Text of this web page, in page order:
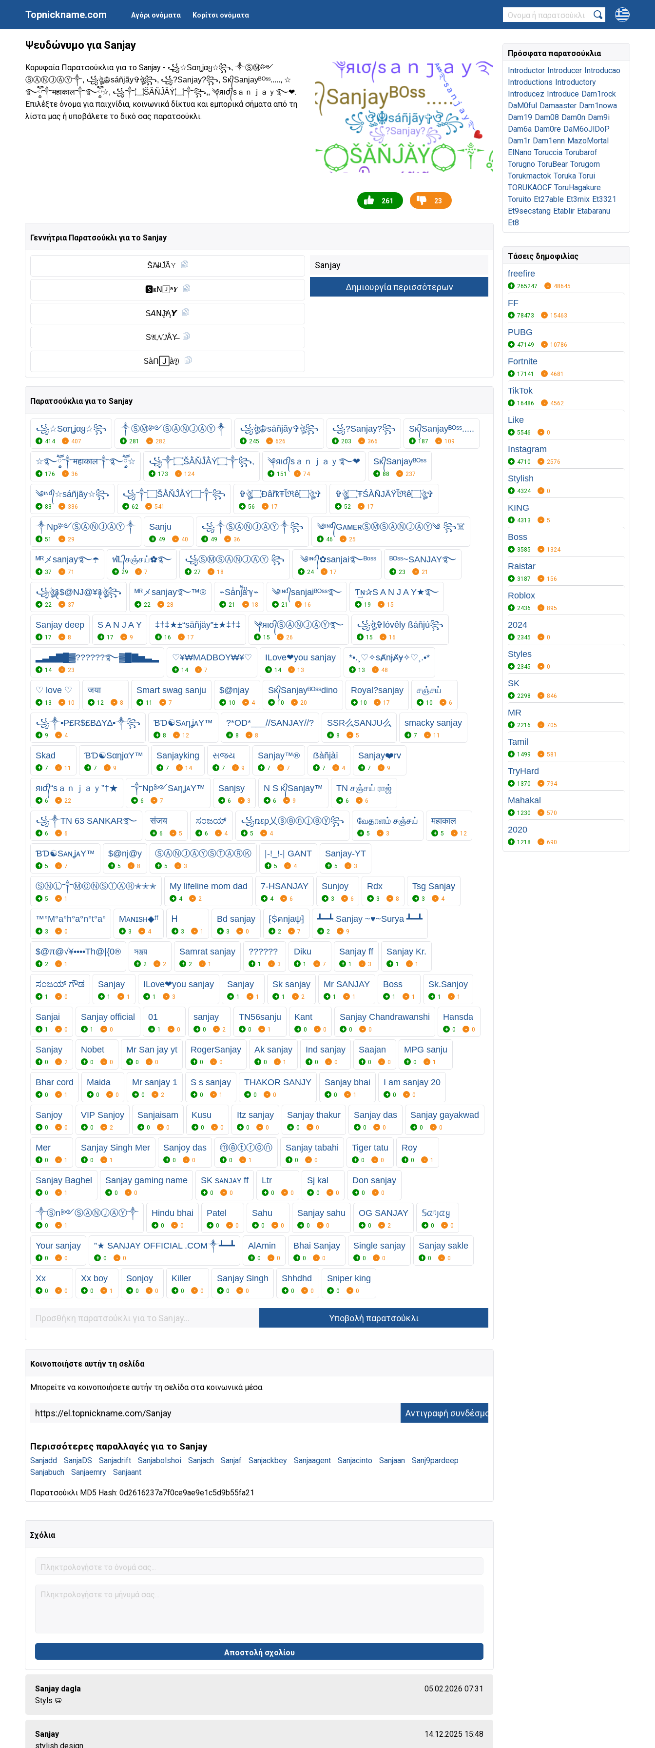
Topnickname.com Αγόρι ονόματα Κορίτσι ονόματα
Ψευδώνυμο για Sanjay
Κορυφαία Παρατσούκλια για το Sanjay - ꧁☆Sαɳʝαყ☆꧂, ༒ⓈⓂ༻
ⓈⒶⓃⒿⒶⓎ༒, ꧁ঔৣ☬sáñjãy✞ঔৣ꧂, ꧁?Sanjay?꧂, Sᴋ᭄Sanjayᴮᴼˢˢ....., ☆
࿐ཽ༵༒महाकाल༒࿐ཽ༵☆, ꧁༒۝ŠẰŇĴẰẎ۝༒꧂,, ༆яισ᭄sａｎｊａｙ࿐❤.
Επιλέξτε όνομα για παιχνίδια, κοινωνικά δίκτυα και εμπορικά σήματα από τη
λίστα μας ή υποβάλετε το δικό σας παρατσούκλι.
261 23
Γεννήτρια Παρατσούκλι για το Sanjay
S̑̈A̸ꈤJ̆̈Ã𝚈
🆂︎ҝ𝖭🄹ᵃ𝒀
𝖲𝘈𝖭J̥ͦĄ𝙔
S𝔄𝓝𝘑ÅY̶
𝖲àᑎ🄹à𝔜
Παρατσούκλια για το Sanjay
꧁☆Sαɳʝαყ☆꧂
414 407
༒ⓈⓂ༻ⓈⒶⓃⒿⒶⓎ༒
281 282
꧁ঔৣ☬sáñjãy✞ঔৣ꧂
245 626
꧁?Sanjay?꧂
203 366
Sᴋ᭄Sanjayᴮᴼˢˢ.....
187 109
☆࿐ཽ༵༒महाकाल༒࿐ཽ༵☆
176 36
꧁༒۝ŠẰŇĴẰẎ۝༒꧂,
173 124
༆яισ᭄sａｎｊａｙ࿐❤
151 74
Sᴋ᭄Sanjayᴮᴼˢˢ
88 237
༄ᶦᶰᵈ᭄☆sáñjãy☆꧂
83 336
꧁༒۝ŠẰŇĴẰẎ۝༒꧂
62 541
✞ঔৣ۝ÐâřҟŦﺂℜê۝ঔৣ✞
56 17
✞ঔৣ۝ŦŚÀÑJÄŸﺂℜê۝ঔৣ✞
52 17
༒Np༻ⓈⒶⓃⒿⒶⓎ༒
51 29
Sanju
49 40
꧁༒ⓈⒶⓃⒿⒶⓎ༒꧂
49 36
༄ᶦᶰᵈ᭄GᴀᴍᴇʀⓈⓂⓈⒶⓃⒿⒶⓎ༄ ꧂☠️
46 25
ᴹᴿメsanjay࿐☂️
37 71
ฬᏞ᭄சஞ்சய்✿࿐
29 7
꧁ⓈⓂⓈⒶⓃⒿⒶⓎ ꧂
27 18
༄ᶦᶰᵈ᭄✿sanjai࿐ᴮᵒˢˢ
24 17
ᴮᴼˢˢ~SANJAY࿐
23 21
꧁ঔৣ࿑$@NJ@¥࿑ঔৣ꧂
22 37
ᴹᴿメsanjay࿐™®
22 28
⌁Saͥnjͣaͫℽ⌁
21 18
༄ᶦᶰᵈ᭄sanjaiᴮᴼˢˢ࿐
21 16
Ƭ͢ɴ✰S A N J A Y★࿐
19 15
Sanjay deep
17 8
S A N J A Y
17 9
‡†‡★±“säñjäy”±★‡†‡
16 17
༆яισ᭄ⓈⒶⓃⒿⒶⓎ࿐
15 26
꧁ঔৣ✞lóvêly ßáñjú꧂
15 16
▂▃▅▇█▓?︎?︎?︎?︎?︎?࿐▓█▇▅▃▂
14 23
♡¥₩MADBOY₩¥♡
14 7
ILove❤you sanjay
14 13
*•.¸♡✧sȺnɉȺɏ✧♡¸.•*
13 48
♡ love ♡
13 10
जया
12 8
Smart swag sanju
11 7
$@njay
10 4
Sᴋ᭄Sanjayᴮᴼˢˢdino
10 20
Royal?sanjay
10 17
சஞ்சய்
10 6
꧁༒•P£R$£B∆Y∆•༒꧂
9 4
ƁƊ☯SᴀηʝᴀY™
8 12
?*OD*___//SANJAY//?
8 8
SSR么SANJU么
8 5
smacky sanjay
7 11
Skad
7 11
ƁƊ☯SαηjαY™
7 9
Sanjayking
7 14
સજય
7 9
Sanjay™®
7 7
ẞàñjàï
7 4
Sanjay❤️rv
7 9
яισ᭄“sａｎｊａｙ”†★
6 22
༒Np༻SᴀηʝᴀY™
6 7
Sanjsy
6 3
N S ᴋ᭄Sanjay™
6 9
TN சஞ்சய் ராஜ்
6 6
꧁༒TN 63 SANKAR࿐
6 6
संजय
6 5
ಸಂಜಯ್
6 4
꧁ռερ乂ⓢⓐⓝⓙⓐⓨ꧂
5 4
வேதாளம் சஞ்சய்
5 3
महाकाल
5 12
ƁƊ☯SᴀɴʝᴀY™
5 7
$@nj@y
5 8
ⓈⒶⓃⒿⒶⓎⓈⓉⒶⓇⓀ
5 3
|-!_!-| GANT
5 4
Sanjay-YT
5 3
ⓈⓃⓁ༒ⓂⓄⓃⓈⓉⒶⓇ✭✭✭
5 1
My lifeline mom dad
4 2
7-HSANJAY
4 6
Sunjoy
3 6
Rdx
3 8
Tsg Sanjay
3 4
™°M°a°h°a°n°t°a°
3 0
Mᴀɴɪsʜ◆ᶠᶠ
3 4
Ꮋ
3 1
Bd sanjay
3 0
⁅Ṩคnjaψ⁆
2 7
┻━┻ Sanjay ~♥~Surya ┻━┻
2 9
$@π@√¥••••Th@|{0®
2 1
সঞ্জয়
2 2
Samrat sanjay
2 1
?︎?︎?︎?︎?︎?︎
1 3
Diku
1 7
Sanjay ff
1 3
Sanjay Kr.
1 1
ಸಂಜಯ್ ಗೌಡ
1 0
Sanjay
1 1
ILove❤you sanjay
1 3
Sanjay
1 1
Sk sanjay
1 2
Mr SANJAY
1 1
Boss
1 1
Sk.Sanjoy
1 1
Sanjai
1 0
Sanjay official
1 0
01
1 0
sanjay
0 2
TN56sanju
0 1
Kant
0 0
Sanjay Chandrawanshi
0 0
Hansda
0 0
Sanjay
0 2
Nobet
0 0
Mr San jay yt
0 0
RogerSanjay
0 0
Ak sanjay
0 1
Ind sanjay
0 0
Saajan
0 0
MPG sanju
0 1
Bhar cord
0 1
Maida
0 0
Mr sanjay 1
0 2
S s sanjay
0 1
THAKOR SANJY
0 0
Sanjay bhai
0 1
I am sanjay 20
0 0
Sanjoy
0 0
VIP Sanjoy
0 2
Sanjaisam
0 0
Kusu
0 0
Itz sanjay
0 0
Sanjay thakur
0 0
Sanjay das
0 0
Sanjay gayakwad
0 0
Mer
0 1
Sanjay Singh Mer
0 1
Sanjoy das
0 0
ⓜⓐⓣⓡⓞⓝ
0 1
Sanjay tabahi
0 0
Tiger tatu
0 0
Roy
0 1
Sanjay Baghel
0 1
Sanjay gaming name
0 0
SK sᴀɴᴊᴀʏ ff
0 0
Ltr
0 0
Sj kal
0 0
Don sanjay
0 0
༒Ⓢn༻ⓈⒶⓃⒿⒶⓎ༒
0 1
Hindu bhai
0 0
Patel
0 0
Sahu
0 0
Sanjay sahu
0 0
OG SANJAY
0 2
𝕊ᤂᵑյᤂყ
0 0
Your sanjay
0 0
”★ SANJAY OFFICIAL .COM༒┻━┻
0 0
AlAmin
0 0
Bhai Sanjay
0 0
Single sanjay
0 0
Sanjay sakle
0 0
Xx
0 0
Xx boy
0 1
Sonjoy
0 0
Killer
0 0
Sanjay Singh
0 0
Shhdhd
0 0
Sniper king
0 0
Κοινοποιήστε αυτήν τη σελίδα
Μπορείτε να κοινοποιήσετε αυτήν τη σελίδα στα κοινωνικά μέσα.
Περισσότερες παραλλαγές για το Sanjay
Sanjadd SanjaDS Sanjadrift Sanjabolshoi Sanjach Sanjaf Sanjackbey Sanjaagent Sanjacinto Sanjaan
Sanj9pardeep
Sanjabuch
Sanjaemry Sanjaant
Παρατσούκλι MD5 Hash: 0d2616237a7f0ce9ae9e1c5d9b55fa21
Σχόλια
Sanjay dagla
05.02.2026 07:31
Styls 📛
Sanjay
14.12.2025 15:48
stylish design
Πρόσφατα παρατσούκλια
Introductor Introducer Introducao
Introductions Introductory
Introducez Introduce Dam1rock
DaM0ful Damaaster Dam1nowa
Dam19 Dam08 Dam0n Dam9i
Dam6a Dam0re DaM6oJlDoP
Dam1r Dam1enn MazoMortal
ElNano Toruccia Torubarof
Torugno ToruBear Torugorn
Torukmactok Toruka Torui
TORUKAOCF ToruHagakure
Toruito Et27able Et3rnix Et3321
Et9secstang Etablir Etabaranu
Et8
Τάσεις δημοφιλίας
freefire
265247 48645
FF
78473 15463
PUBG
47149 10786
Fortnite
17141 4681
TikTok
16486 4562
Like
5546 0
Instagram
4710 2576
Stylish
4324 0
KING
4313 5
Boss
3585 1324
Raistar
3187 156
Roblox
2436 895
2024
2345 0
Styles
2345 0
SK
2298 846
MR
2216 705
Tamil
1499 581
TryHard
1370 794
Mahakal
1230 570
2020
1218 690